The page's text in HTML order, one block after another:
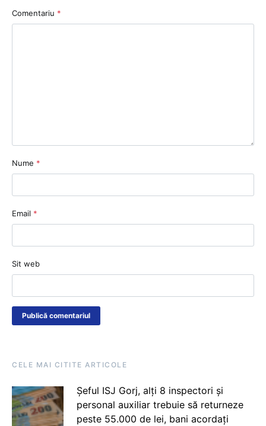
Comentariu *
Nume *
Email *
Sit web
CELE MAI CITITE ARTICOLE
Șeful ISJ Gorj, alți 8 inspectori și
personal auxiliar trebuie să returneze
peste 55.000 de lei, bani acordați